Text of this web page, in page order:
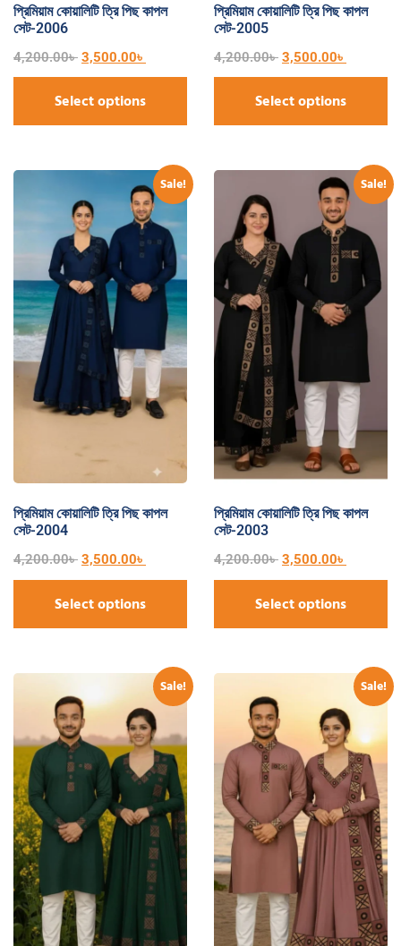
প্রিমিয়াম কোয়ালিটি ত্রি পিছ কাপল
সেট-2006
4,200.00৳ 3,500.00৳
Select options
প্রিমিয়াম কোয়ালিটি ত্রি পিছ কাপল
সেট-2005
4,200.00৳ 3,500.00৳
Select options
Sale!
প্রিমিয়াম কোয়ালিটি ত্রি পিছ কাপল
সেট-2004
4,200.00৳ 3,500.00৳
Select options
Sale!
প্রিমিয়াম কোয়ালিটি ত্রি পিছ কাপল
সেট-2003
4,200.00৳ 3,500.00৳
Select options
Sale! Sale!